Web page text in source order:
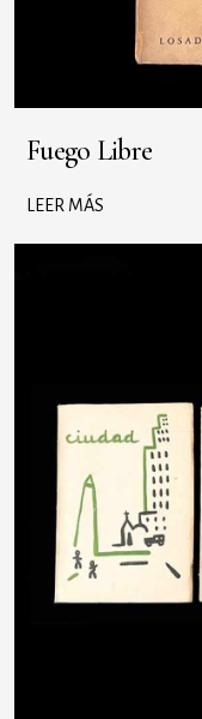
Fuego Libre
LEER MÁS